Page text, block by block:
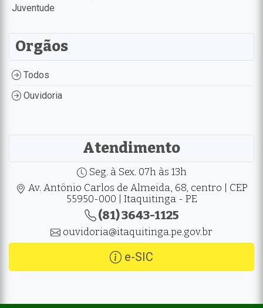
Juventude
Orgãos
Todos
Ouvidoria
Atendimento
Seg. à Sex. 07h às 13h
Av. Antônio Carlos de Almeida, 68, centro | CEP
55950-000 | Itaquitinga - PE
(81) 3643-1125
ouvidoria@itaquitinga.pe.gov.br
e-SIC